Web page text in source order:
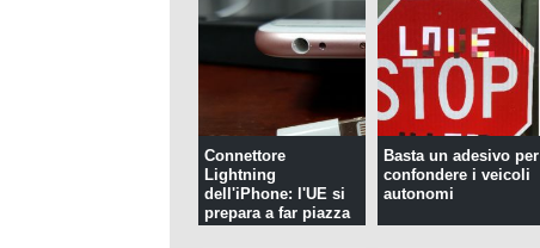
Connettore
Lightning
dell'iPhone: l'UE si
prepara a far piazza
Basta un adesivo per
confondere i veicoli
autonomi